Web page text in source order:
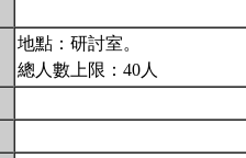
地點：研討室。
總人數上限：40人